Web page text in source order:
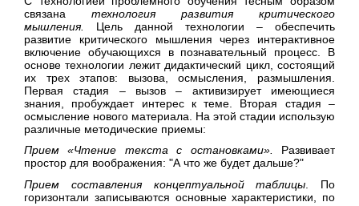
связана технология развития критического
мышления.
Цель данной технологии – обеспечить
развитие критического мышления через интерактивное
включение обучающихся в познавательный процесс. В
основе технологии лежит дидактический цикл, состоящий
их трех этапов: вызова, осмысления, размышления.
Первая стадия – вызов – активизирует имеющиеся
знания, пробуждает интерес к теме. Вторая стадия –
осмысление нового материала. На этой стадии использую
различные методические приемы:
Прием «Чтение текста с остановками».
Развивает
простор для воображения: "А что же будет дальше?"
Прием составления концептуальной таблицы . По
горизонтали записываются основные характеристики, по